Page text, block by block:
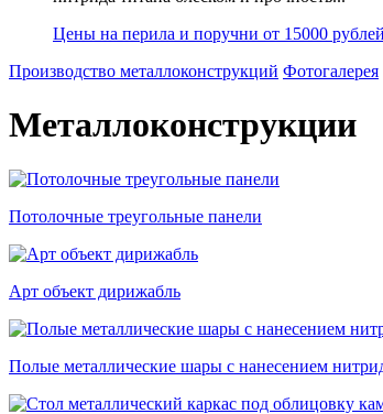
Цены на перила и поручни от 15000 рублей
Производство металлоконструкций Фотогалерея
Металлоконструкции
Потолочные треугольные панели
Арт объект дирижабль
Полые металлические шары с нанесением